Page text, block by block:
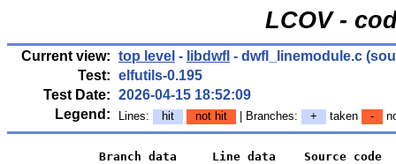
LCOV -
Current view: top level - libdwfl - dwfl_linemodule.c
Test: elfutils-0.195
Test Date: 2026-04-15 18:52:09
Legend:
Lines: hit not hit | Branches: + taken -
             Branch data     Line data    Source code